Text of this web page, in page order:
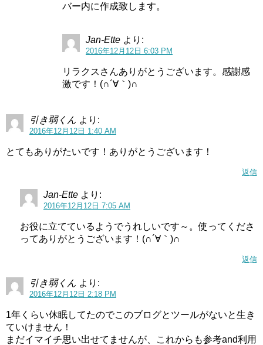
バー内に作成致します。
Jan-Ette より:
2016年12月12日 6:03 PM
リラクスさんありがとうございます。感謝感
激です！(∩´∀｀)∩
引き弱くん より:
2016年12月12日 1:40 AM
とてもありがたいです！ありがとうございます！
返信
Jan-Ette より:
2016年12月12日 7:05 AM
お役に立てているようでうれしいです～。使ってくださ
ってありがとうございます！(∩´∀｀)∩
返信
引き弱くん より:
2016年12月12日 2:18 PM
1年くらい休眠してたのでこのブログとツールがないと生き
ていけません！
まだイマイチ思い出せてませんが、これからも参考and利用